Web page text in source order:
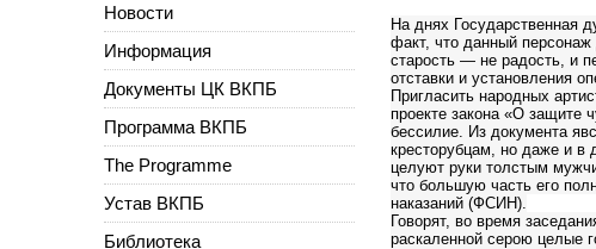
На днях Государственная
факт, что данный персонаж
старость — не радость, и
отставки и установления
Пригласить народных
проекте закона «О защите
бессилие. Из документа
кресторубцам, но даже и в
целуют руки толстым
что большую часть его
наказаний (ФСИН).
Говорят, во время
раскаленной серою целые
Новости
Информация
Документы ЦК ВКПБ
Программа ВКПБ
The Programme
Устав ВКПБ
Библиотека